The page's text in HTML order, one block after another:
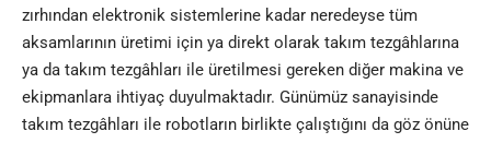
zırhından elektronik sistemlerine kadar neredeyse tüm
aksamlarının üretimi için ya direkt olarak takım tezgâhlarına
ya da takım tezgâhları ile üretilmesi gereken diğer makina ve
ekipmanlara ihtiyaç duyulmaktadır. Günümüz sanayisinde
takım tezgâhları ile robotların birlikte çalıştığını da göz önüne